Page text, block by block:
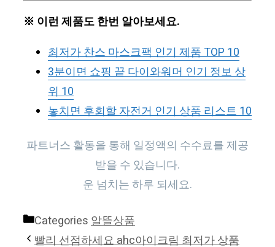
※ 이런 제품도 한번 알아보세요.
최저가 찬스 마스크팩 인기 제품 TOP 10
3분이면 쇼핑 끝 다이와워머 인기 정보 상
위 10
놓치면 후회할 자전거 인기 상품 리스트 10
파트너스 활동을 통해 일정액의 수수료를 제공
받을 수 있습니다.
운 넘치는 하루 되세요.
Categories알뜰상품
빨리 선점하세요 ahc아이크림 최저가 상품